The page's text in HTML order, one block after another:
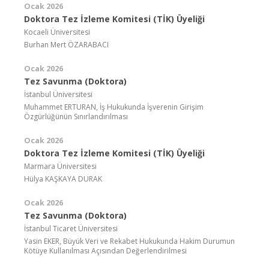
Ocak 2026
Doktora Tez İzleme Komitesi (TİK) Üyeliği
Kocaeli Üniversitesi
Burhan Mert ÖZARABACI
Ocak 2026
Tez Savunma (Doktora)
İstanbul Üniversitesi
Muhammet ERTURAN, İş Hukukunda İşverenin Girişim
Özgürlüğünün Sınırlandırılması
Ocak 2026
Doktora Tez İzleme Komitesi (TİK) Üyeliği
Marmara Üniversitesi
Hülya KAŞKAYA DURAK
Ocak 2026
Tez Savunma (Doktora)
İstanbul Ticaret Üniversitesi
Yasin EKER, Büyük Veri ve Rekabet Hukukunda Hakim Durumun
Kötüye Kullanılması Açısından Değerlendirilmesi